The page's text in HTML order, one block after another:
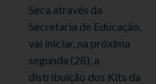
Seca através da
Secretaria de Educação,
vai iniciar, na próxima
segunda (28), a
distribuição dos Kits da